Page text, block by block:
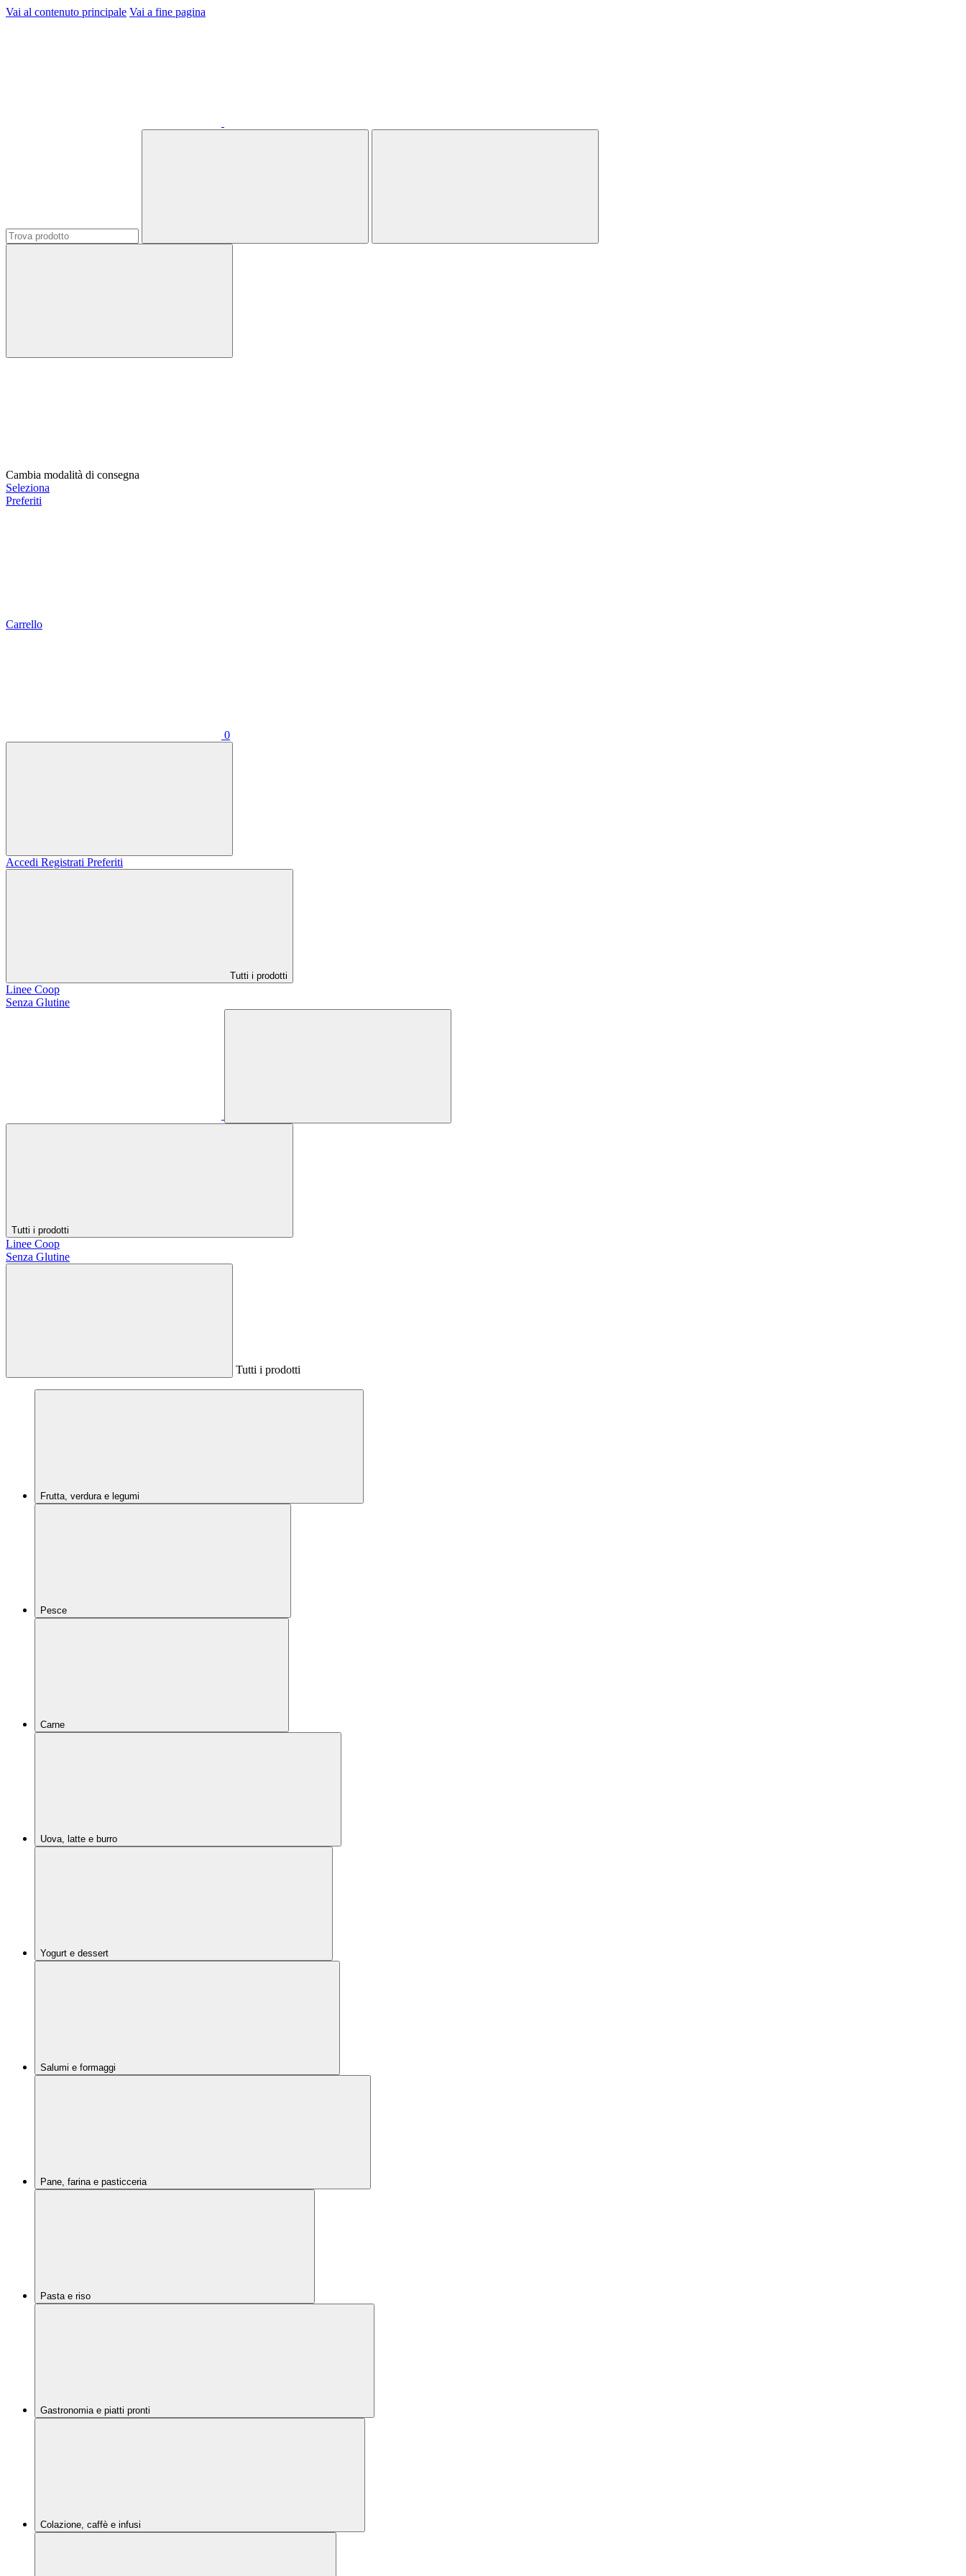
Vai al contenuto principale Vai a fine pagina
Cambia modalità di consegna
Seleziona
Preferiti
Carrello
0
Accedi Registrati Preferiti
Tutti i prodotti
Linee Coop
Senza Glutine
Tutti i prodotti
Linee Coop
Senza Glutine
Tutti i prodotti
Frutta, verdura e legumi
Pesce
Carne
Uova, latte e burro
Yogurt e dessert
Salumi e formaggi
Pane, farina e pasticceria
Pasta e riso
Gastronomia e piatti pronti
Colazione, caffè e infusi